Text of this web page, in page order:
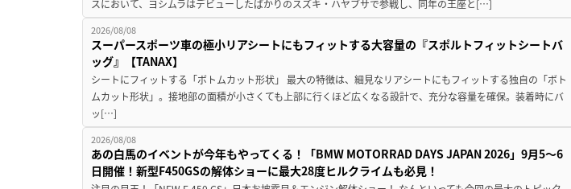
スにおいて、ヨシムラはデビューしたばかりのスズキ・ハヤブサで参戦し、同年の王座と[…]
2026/08/08
スーパースポーツ車の極小リアシートにもフィットする大容量の『スポルトフィットシートバ
ッグ』【TANAX】
シートにフィットする「ボトムカット形状」 最大の特徴は、細見なリアシートにもフィットする独自の「ボト
ムカット形状」。接地部の面積が小さくても上部に行くほど広くなる設計で、充分な容量を確保。装着時にバ
ッ[…]
2026/08/08
あの白馬のイベントが今年もやってくる！「BMW MOTORRAD DAYS JAPAN 2026」9月5〜6
日開催！新型F450GSの解体ショーに最大28度ヒルクライムも必見！